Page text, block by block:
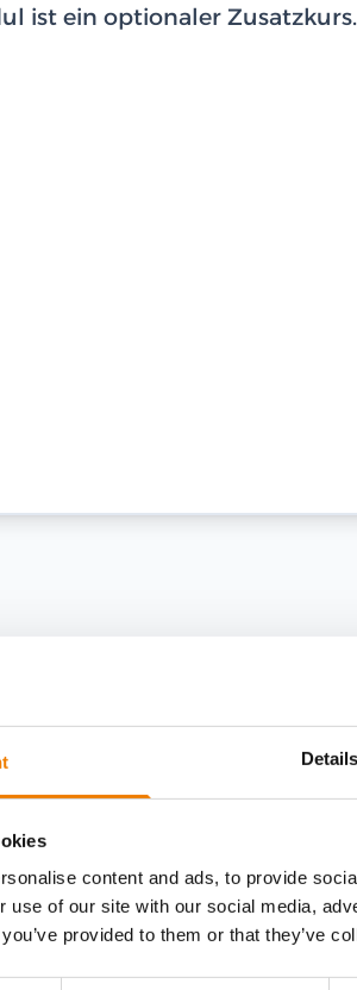
Details
content and ads, to provide
use of our site with our social media,
provided to them or that they’ve
ist ein optionaler Zusatzkurs.